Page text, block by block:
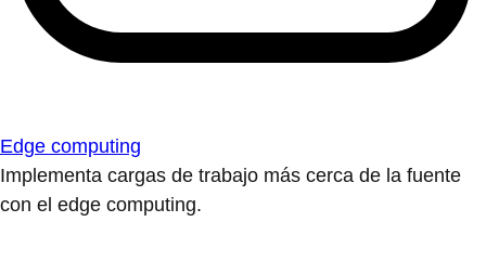
Edge computing
Implementa cargas de trabajo más cerca de la fuente
con el edge computing.